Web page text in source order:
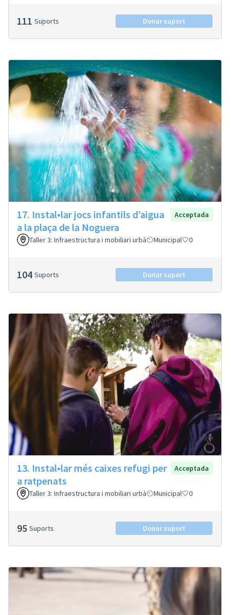
111 Suports Donar suport
17. Instal•lar jocs infantils d’aigua
a la plaça de la Noguera
Acceptada
Taller 3: Infraestructura i mobiliari urbà Municipal 0
104 Suports Donar suport
13. Instal•lar més caixes refugi per
a ratpenats
Acceptada
Taller 3: Infraestructura i mobiliari urbà Municipal 0
95 Suports Donar suport